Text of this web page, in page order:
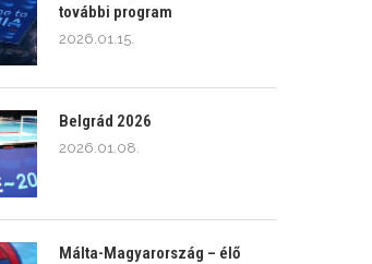
további program
2026.01.15.
Belgrád 2026
2026.01.08.
Málta-Magyarország – élő